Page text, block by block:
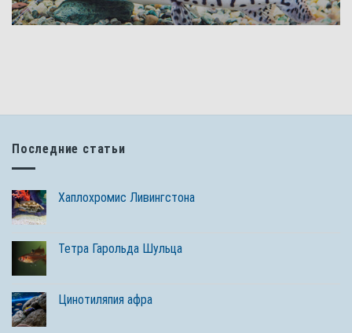
Последние статьи
Хаплохромис Ливингстона
Тетра Гарольда Шульца
Цинотиляпия афра